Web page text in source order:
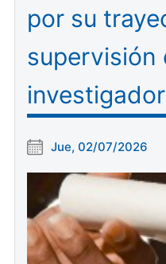
por su
supervisión
investigador
Jue, 02/07/2026